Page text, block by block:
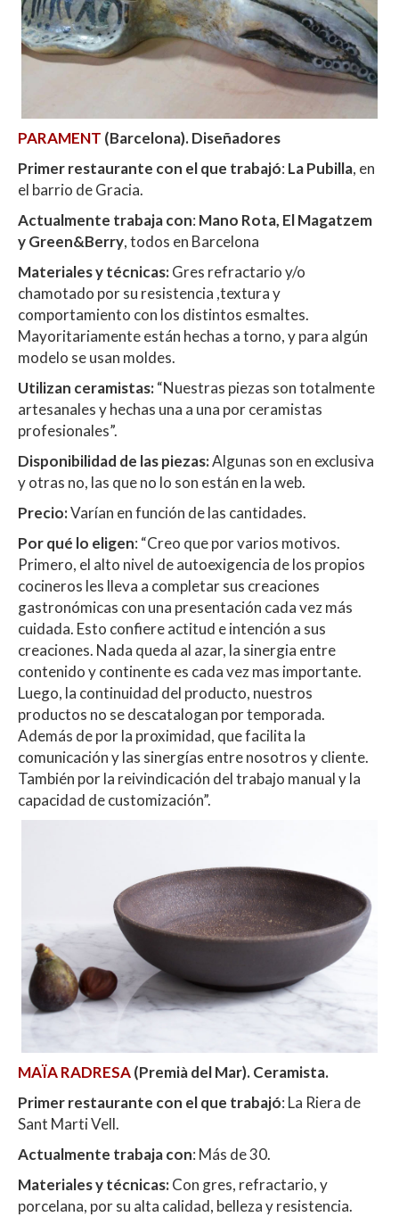
PARAMENT (Barcelona). Diseñadores
Primer restaurante con el que trabajó: La Pubilla, en
el barrio de Gracia.
Actualmente trabaja con: Mano Rota, El Magatzem
y Green&Berry, todos en Barcelona
Materiales y técnicas:Gres refractario y/o
chamotado por su resistencia ,textura y
comportamiento con los distintos esmaltes.
Mayoritariamente están hechas a torno, y para algún
modelo se usan moldes.
Utilizan ceramistas:“Nuestras piezas son totalmente
artesanales y hechas una a una por ceramistas
profesionales”.
Disponibilidad de las piezas:Algunas son en exclusiva
y otras no, las que no lo son están en la web.
Precio:Varían en función de las cantidades.
Por qué lo eligen: “Creo que por varios motivos.
Primero, el alto nivel de autoexigencia de los propios
cocineros les lleva a completar sus creaciones
gastronómicas con una presentación cada vez más
cuidada. Esto confiere actitud e intención a sus
creaciones. Nada queda al azar, la sinergia entre
contenido y continente es cada vez mas importante.
Luego, la continuidad del producto, nuestros
productos no se descatalogan por temporada.
Además de por la proximidad, que facilita la
comunicación y las sinergías entre nosotros y cliente.
También por la reivindicación del trabajo manual y la
capacidad de customización”.
MAÏA RADRESA(Premià del Mar). Ceramista.
Primer restaurante con el que trabajó: La Riera de
Sant Marti Vell.
Actualmente trabaja con: Más de 30.
Materiales y técnicas:Con gres, refractario, y
porcelana, por su alta calidad, belleza y resistencia.